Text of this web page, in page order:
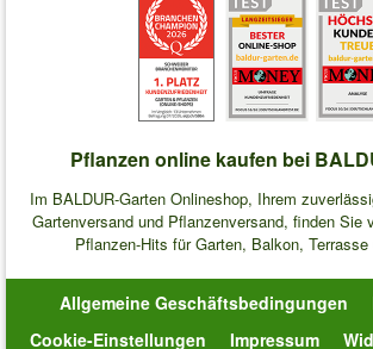
Pflanzen online kaufen bei
Im BALDUR-Garten Onlineshop, Ihrem
Gartenversand und Pflanzenversand, finden Sie
Pflanzen-Hits für Garten, Balkon, Terrasse
Allgemeine Geschäftsbedingungen
Cookie-Einstellungen
Impressum